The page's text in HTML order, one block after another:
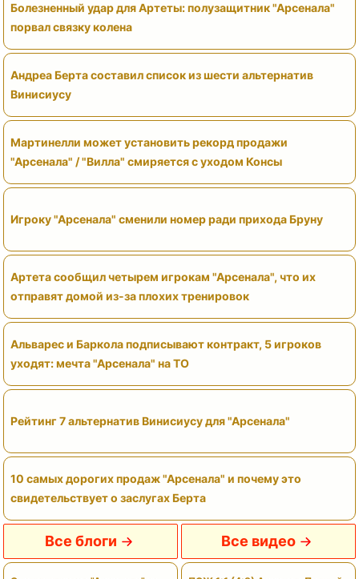
Болезненный удар для Артеты: полузащитник "Арсенала"
порвал связку колена
Андреа Берта составил список из шести альтернатив
Винисиусу
Мартинелли может установить рекорд продажи
"Арсенала" / "Вилла" смиряется с уходом Консы
Игроку "Арсенала" сменили номер ради прихода Бруну
Артета сообщил четырем игрокам "Арсенала", что их
отправят домой из-за плохих тренировок
Альварес и Баркола подписывают контракт, 5 игроков
уходят: мечта "Арсенала" на ТО
Рейтинг 7 альтернатив Винисиусу для "Арсенала"
10 самых дорогих продаж "Арсенала" и почему это
свидетельствует о заслугах Берта
Все блоги Все видео